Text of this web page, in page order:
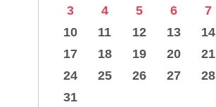
3
4 5 6 7
10
11 12 13 14
17
18 19 20 21
24
25 26 27 28
31